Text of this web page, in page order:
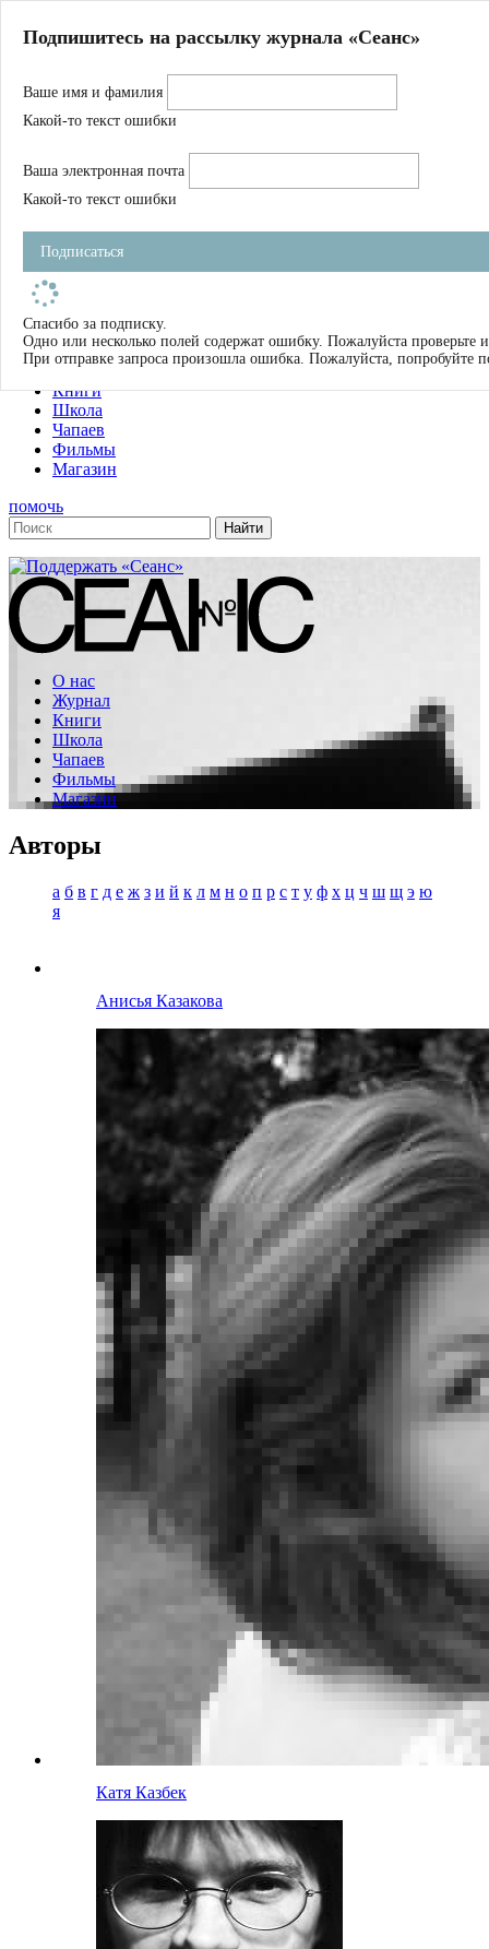
Магазин
Журнал
Школа
Устав
Фильмы
Имена
Тэги
О нас
Журнал
Книги
Школа
Чапаев
Фильмы
Магазин
помочь
О нас
Журнал
Книги
Школа
Чапаев
Фильмы
Магазин
Авторы
а б в г д е ж з и й к л м н о п р с т у ф х ц ч ш щ э ю
я
Анисья Казакова
Катя Казбек
Подпишитесь на рассылку журнала «Сеанс»
Ваше имя и фамилия
Какой-то текст ошибки
Ваша электронная почта
Какой-то текст ошибки
Подписаться
Спасибо за подписку.
Одно или несколько полей содержат ошибку. Пожалуйста проверьте
При отправке запроса произошла ошибка. Пожалуйста, попробуйте